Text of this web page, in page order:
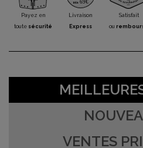
Payez en
toute sécurité
Livraison
Express
Satisfait
ou
VENTES